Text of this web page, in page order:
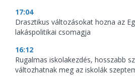
17:04
Drasztikus változásokat hozna az
lakáspolitikai csomagja
16:12
Rugalmas iskolakezdés, hosszabb
változhatnak meg az iskolák